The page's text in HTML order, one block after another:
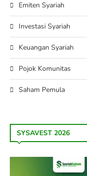
Emiten Syariah
Investasi Syariah
Keuangan Syariah
Pojok Komunitas
Saham Pemula
SYSAVEST 2026